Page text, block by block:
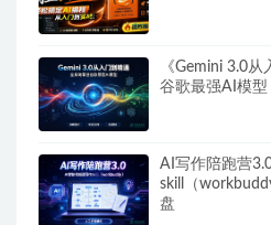
《Gemini 3.0
谷歌最强AI模型
AI写作陪跑营
skill（
盘